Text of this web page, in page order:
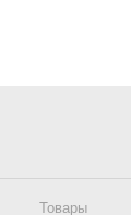
Товары